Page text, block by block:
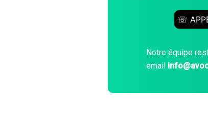
☏
Notre équipe
email